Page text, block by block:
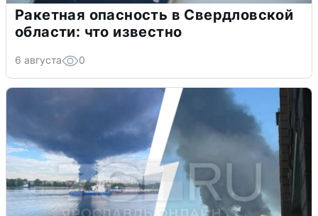
Ракетная опасность в Свердловской
области: что известно
6 августа 0